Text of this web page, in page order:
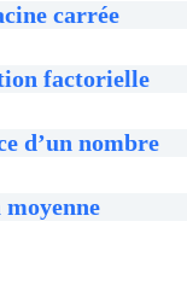
carrée
factorielle
d’un nombre